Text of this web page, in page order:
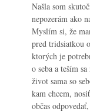
Našla som
nepozerám ako
Myslím si, že
pred tridsiatkou
ktorých je
o seba a teším
život sama so
kam chcem,
občas